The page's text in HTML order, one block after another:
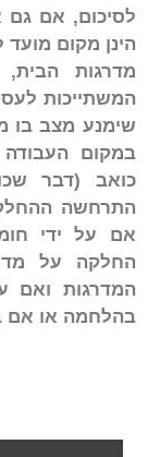
לסיכום, אם
הינן מקום
מדרגות הבית,
המשתייכות
שימנע מצב בו
במקום
כואב (דבר
התרחשה
אם על ידי
החלקה על
המדרגות ואם
בהלחמה או אם